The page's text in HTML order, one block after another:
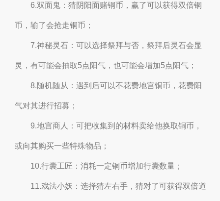
6.双面鬼：猜阴阳面赌铜币，赢了可以获得双倍铜
币，输了会抢走铜币；
7.神秘灵石：可以选择祭拜与否，祭拜后灵石会显
灵，有可能会抽取5点阳气，也可能会增加5点阳气；
8.随机随从：遇到后可以不花费地宫铜币，花费阳
气对其进行招募；
9.地宫商人：可把收集到的材料卖给他换取铜币，
或向其购买一些特殊物品；
10.行囊工匠：消耗一定铜币增加行囊数量；
11.戏法小妖：选择猜左右手，猜对了可获得双倍道